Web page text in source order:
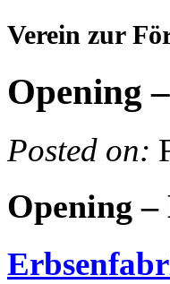
Verein zur
Opening
Posted on:
Opening